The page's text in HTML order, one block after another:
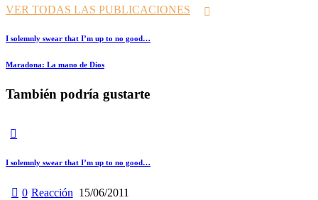
VER TODAS LAS PUBLICACIONES
Navegación
de
Prev
I solemnly swear that I’m up to no good…
Siguiente
Maradona: La mano de Dios
También podría gustarte
I solemnly swear that I’m up to no good…
0 Reacción 15/06/2011